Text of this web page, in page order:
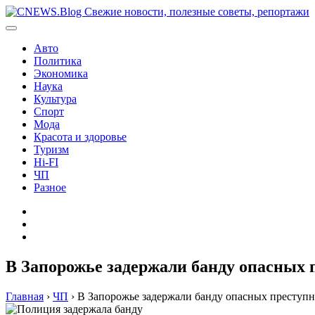
Перейти
к
Авто
Политика
Экономика
Наука
Культура
Спорт
Мода
Красота и здоровье
Туризм
Hi-FI
ЧП
Разное
В Запорожье задержали банду опасных
Главная › ЧП › В Запорожье задержали банду опасных